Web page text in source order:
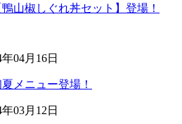
山椒しぐれ丼セット】登場！
年04月16日
メニュー登場！
年03月12日